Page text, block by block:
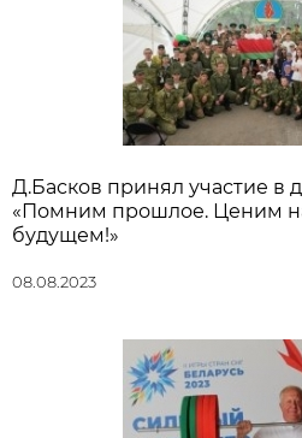
Д.Басков принял участие в
«Помним прошлое. Ценим
будущем!»
08.08.2023